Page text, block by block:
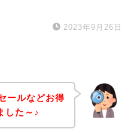
2023年9月26日
ールなどお得
した～♪